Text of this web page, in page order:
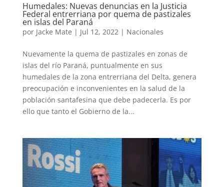
Humedales: Nuevas denuncias en la Justicia
Federal entrerriana por quema de pastizales
en islas del Paraná
por Jacke Mate | Jul 12, 2022| Nacionales
Nuevamente la quema de pastizales en zonas de
islas del río Paraná, puntualmente en sus
humedales de la zona entrerriana del Delta, genera
preocupación e inconvenientes en la salud de la
población santafesina que debe padecerla. Es por
ello que tanto el Gobierno de la...